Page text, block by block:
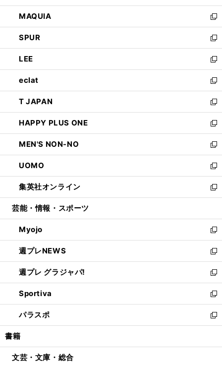
ン
ド
ウ
で
開
く
ウ
ィ
ン
ド
ウ
で
開
く
し
い
ウ
ィ
ン
ド
ウ
で
開
く
MAQUIA
新
し
い
ウ
ィ
ン
ド
ウ
で
開
く
SPUR
新
し
い
ウ
ィ
ン
ド
ウ
で
開
く
LEE
新
し
い
ウ
ィ
ン
ド
ウ
で
開
く
eclat
新
し
い
ウ
ィ
ン
ド
ウ
で
開
く
T JAPAN
新
し
い
ウ
ィ
ン
ド
ウ
で
開
HAPPY PLUS ONE
新
し
い
ウ
ィ
ン
ド
ウ
開
く
MEN'S NON-NO
新
し
い
ウ
ィ
ン
ウ
で
開
く
UOMO
新
し
い
ウ
ン
ド
ウ
で
開
く
集英社オンライン
新
し
ウ
ィ
ン
ド
ウ
で
開
く
芸能・情報・スポーツ
Myojo
新
し
い
ウ
ィ
ン
ド
ウ
で
開
週プレNEWS
新
し
い
ウ
ィ
ン
ド
ウ
開
週プレ グラジャパ!
新
し
い
ウ
ィ
ン
ウ
Sportiva
新
し
い
ウ
ン
パラスポ
新
し
ウ
書籍
文芸・文庫・総合